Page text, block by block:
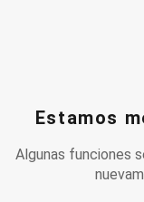
Estamos
Algunas funciones